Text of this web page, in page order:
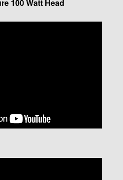
100 Watt Head